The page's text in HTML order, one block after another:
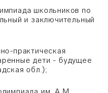
школьников по
и заключительный
практическая
дети - будущее
обл.);